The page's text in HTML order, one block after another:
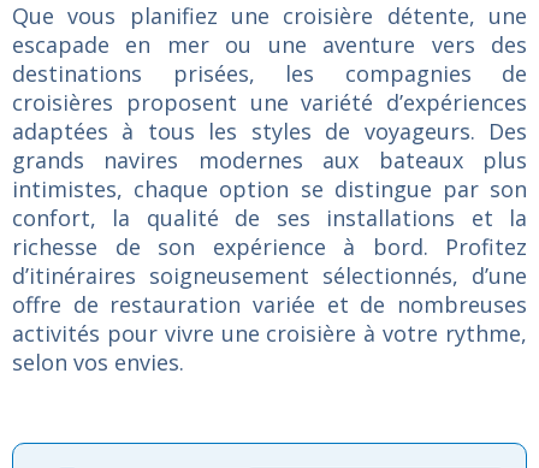
Que vous planifiez une croisière détente, une
escapade en mer ou une aventure vers des
destinations prisées, les compagnies de
croisières proposent une variété d’expériences
adaptées à tous les styles de voyageurs. Des
grands navires modernes aux bateaux plus
intimistes, chaque option se distingue par son
confort, la qualité de ses installations et la
richesse de son expérience à bord. Profitez
d’itinéraires soigneusement sélectionnés, d’une
offre de restauration variée et de nombreuses
activités pour vivre une croisière à votre rythme,
selon vos envies.